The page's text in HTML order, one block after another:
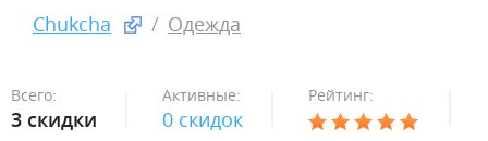
Chukcha Одежда
Всего:
3 скидки
Активные:
0 скидок
Рейтинг: